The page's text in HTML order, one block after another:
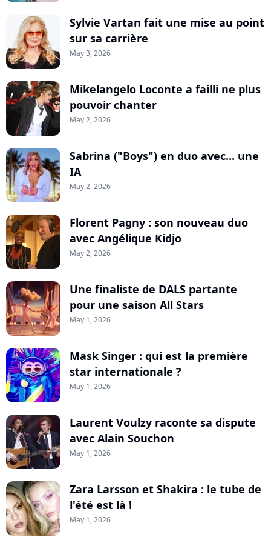
Sylvie Vartan fait une mise au point
sur sa carrière
May 3, 2026
Mikelangelo Loconte a failli ne plus
pouvoir chanter
May 2, 2026
Sabrina ("Boys") en duo avec... une
IA
May 2, 2026
Florent Pagny : son nouveau duo
avec Angélique Kidjo
May 2, 2026
Une finaliste de DALS partante
pour une saison All Stars
May 1, 2026
Mask Singer : qui est la première
star internationale ?
May 1, 2026
Laurent Voulzy raconte sa dispute
avec Alain Souchon
May 1, 2026
Zara Larsson et Shakira : le tube de
l'été est là !
May 1, 2026